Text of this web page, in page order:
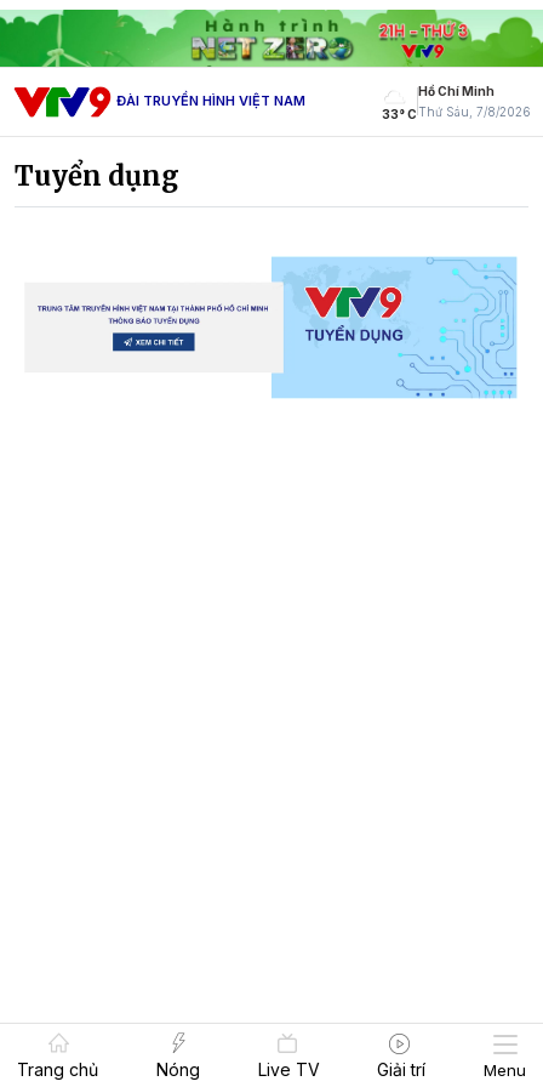
ĐÀI TRUYỀN HÌNH VIỆT NAM
33° C
Hồ Chí Minh
Thứ Sáu, 7/8/2026
Tuyển dụng
Trang chủ Nóng Live TV Giải trí Menu